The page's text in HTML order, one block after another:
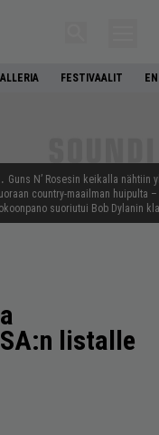
FESTIVAALIT
Guns N’ Rosesin keikalla nähtiin
country-maailman huipulta
suoriutui Bob Dylanin
listalle